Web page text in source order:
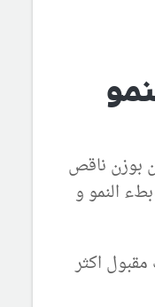
بوزن ناقص
النمو و
اكثر